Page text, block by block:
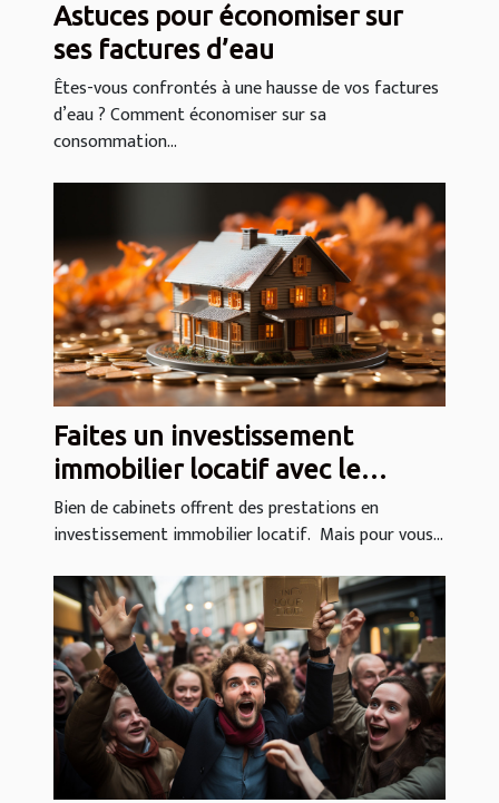
Astuces pour économiser sur
ses factures d’eau
Êtes-vous confrontés à une hausse de vos factures
d’eau ? Comment économiser sur sa
consommation...
Faites un investissement
immobilier locatif avec le
cabinet WIRTH
Bien de cabinets offrent des prestations en
investissement immobilier locatif. Mais pour vous...